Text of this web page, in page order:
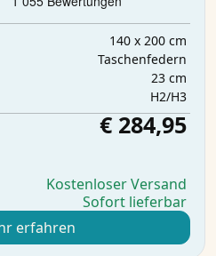
140 x 200 cm
Taschenfedern
23 cm
H2/H3
€ 284,95
Kostenloser Versand
Sofort lieferbar
erfahren